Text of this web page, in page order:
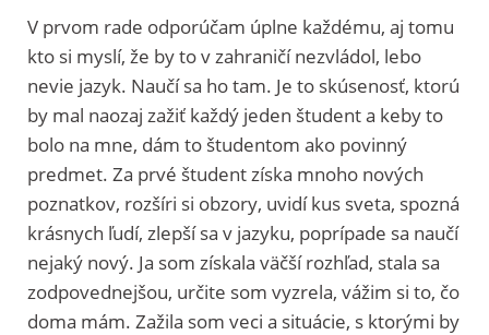
V prvom rade odporúčam úplne každému, aj tomu
kto si myslí, že by to v zahraničí nezvládol, lebo
nevie jazyk. Naučí sa ho tam. Je to skúsenosť, ktorú
by mal naozaj zažiť každý jeden študent a keby to
bolo na mne, dám to študentom ako povinný
predmet. Za prvé študent získa mnoho nových
poznatkov, rozšíri si obzory, uvidí kus sveta, spozná
krásnych ľudí, zlepší sa v jazyku, poprípade sa naučí
nejaký nový. Ja som získala väčší rozhľad, stala sa
zodpovednejšou, určite som vyzrela, vážim si to, čo
doma mám. Zažila som veci a situácie, s ktorými by